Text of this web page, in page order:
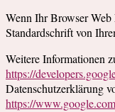
Wenn Ihr Browser
Standardschrift von
Weitere Informationen
https://
Datenschutzerklärung
https://